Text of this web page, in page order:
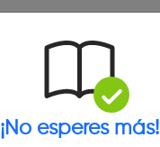
¡No esperes más!